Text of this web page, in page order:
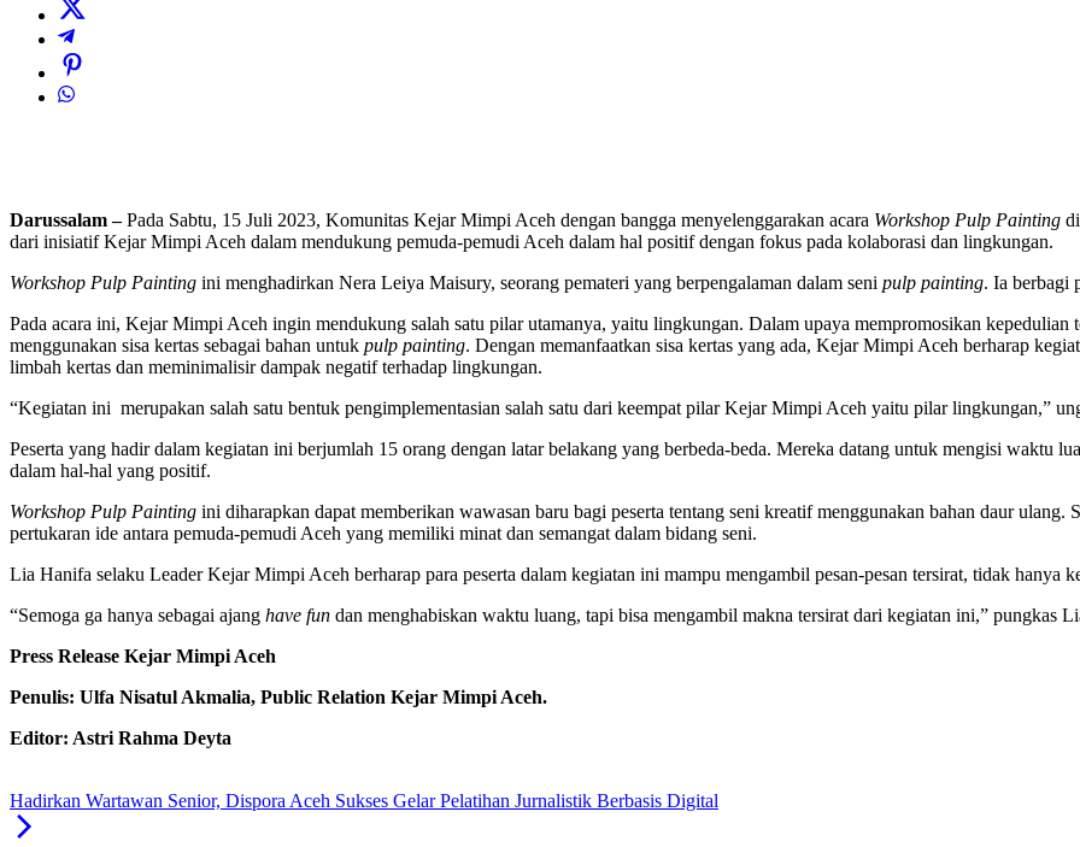
Darussalam –Pada Sabtu, 15 Juli 2023, Komunitas Kejar Mimpi Aceh dengan bangga menyelenggarakan acara Workshop Pulp Painting
dari inisiatif Kejar Mimpi Aceh dalam mendukung pemuda-pemudi Aceh dalam hal positif dengan fokus pada kolaborasi dan lingkungan.
Workshop Pulp Painting ini menghadirkan Nera Leiya Maisury, seorang pemateri yang berpengalaman dalam seni pulp painting. Ia berbagi
Pada acara ini, Kejar Mimpi Aceh ingin mendukung salah satu pilar utamanya, yaitu lingkungan. Dalam upaya mempromosikan kepedulian
menggunakan sisa kertas sebagai bahan untuk pulp painting. Dengan memanfaatkan sisa kertas yang ada, Kejar Mimpi Aceh berharap
limbah kertas dan meminimalisir dampak negatif terhadap lingkungan.
“Kegiatan ini merupakan salah satu bentuk pengimplementasian salah satu dari keempat pilar Kejar Mimpi Aceh yaitu pilar lingkungan,”
Peserta yang hadir dalam kegiatan ini berjumlah 15 orang dengan latar belakang yang berbeda-beda. Mereka datang untuk mengisi waktu
dalam hal-hal yang positif.
Workshop Pulp Painting ini diharapkan dapat memberikan wawasan baru bagi peserta tentang seni kreatif menggunakan bahan daur
pertukaran ide antara pemuda-pemudi Aceh yang memiliki minat dan semangat dalam bidang seni.
Lia Hanifa selaku Leader Kejar Mimpi Aceh berharap para peserta dalam kegiatan ini mampu mengambil pesan-pesan tersirat, tidak hanya
“Semoga ga hanya sebagai ajang have fun dan menghabiskan waktu luang, tapi bisa mengambil makna tersirat dari kegiatan ini,” pungkas
Press Release Kejar Mimpi Aceh
Penulis: Ulfa Nisatul Akmalia, Public Relation Kejar Mimpi Aceh.
Editor: Astri Rahma Deyta
Hadirkan Wartawan Senior, Dispora Aceh Sukses Gelar Pelatihan Jurnalistik Berbasis Digital